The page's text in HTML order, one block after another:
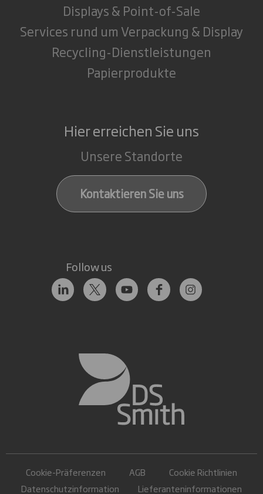
Displays & Point-of-Sale
Services rund um Verpackung & Display
Recycling-Dienstleistungen
Papierprodukte
Hier erreichen Sie uns
Unsere Standorte
Kontaktieren Sie uns
Follow us
Cookie-Präferenzen AGB
Cookie Richtlinien
Datenschutzinformation
Lieferanteninformationen